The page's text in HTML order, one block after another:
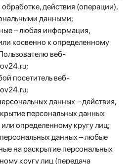
действия (операции),
данными;
– любая информация,
косвенно к определенному
веб-
посетитель веб-
данных – действия,
персональных данных
определенному кругу лиц;
данных – любые
на раскрытие персональных
кругу лиц (передача